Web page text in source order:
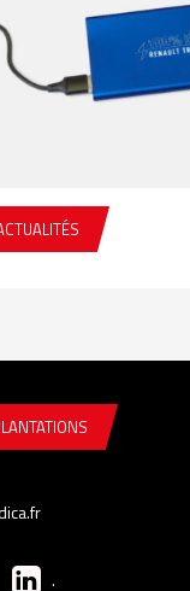
.